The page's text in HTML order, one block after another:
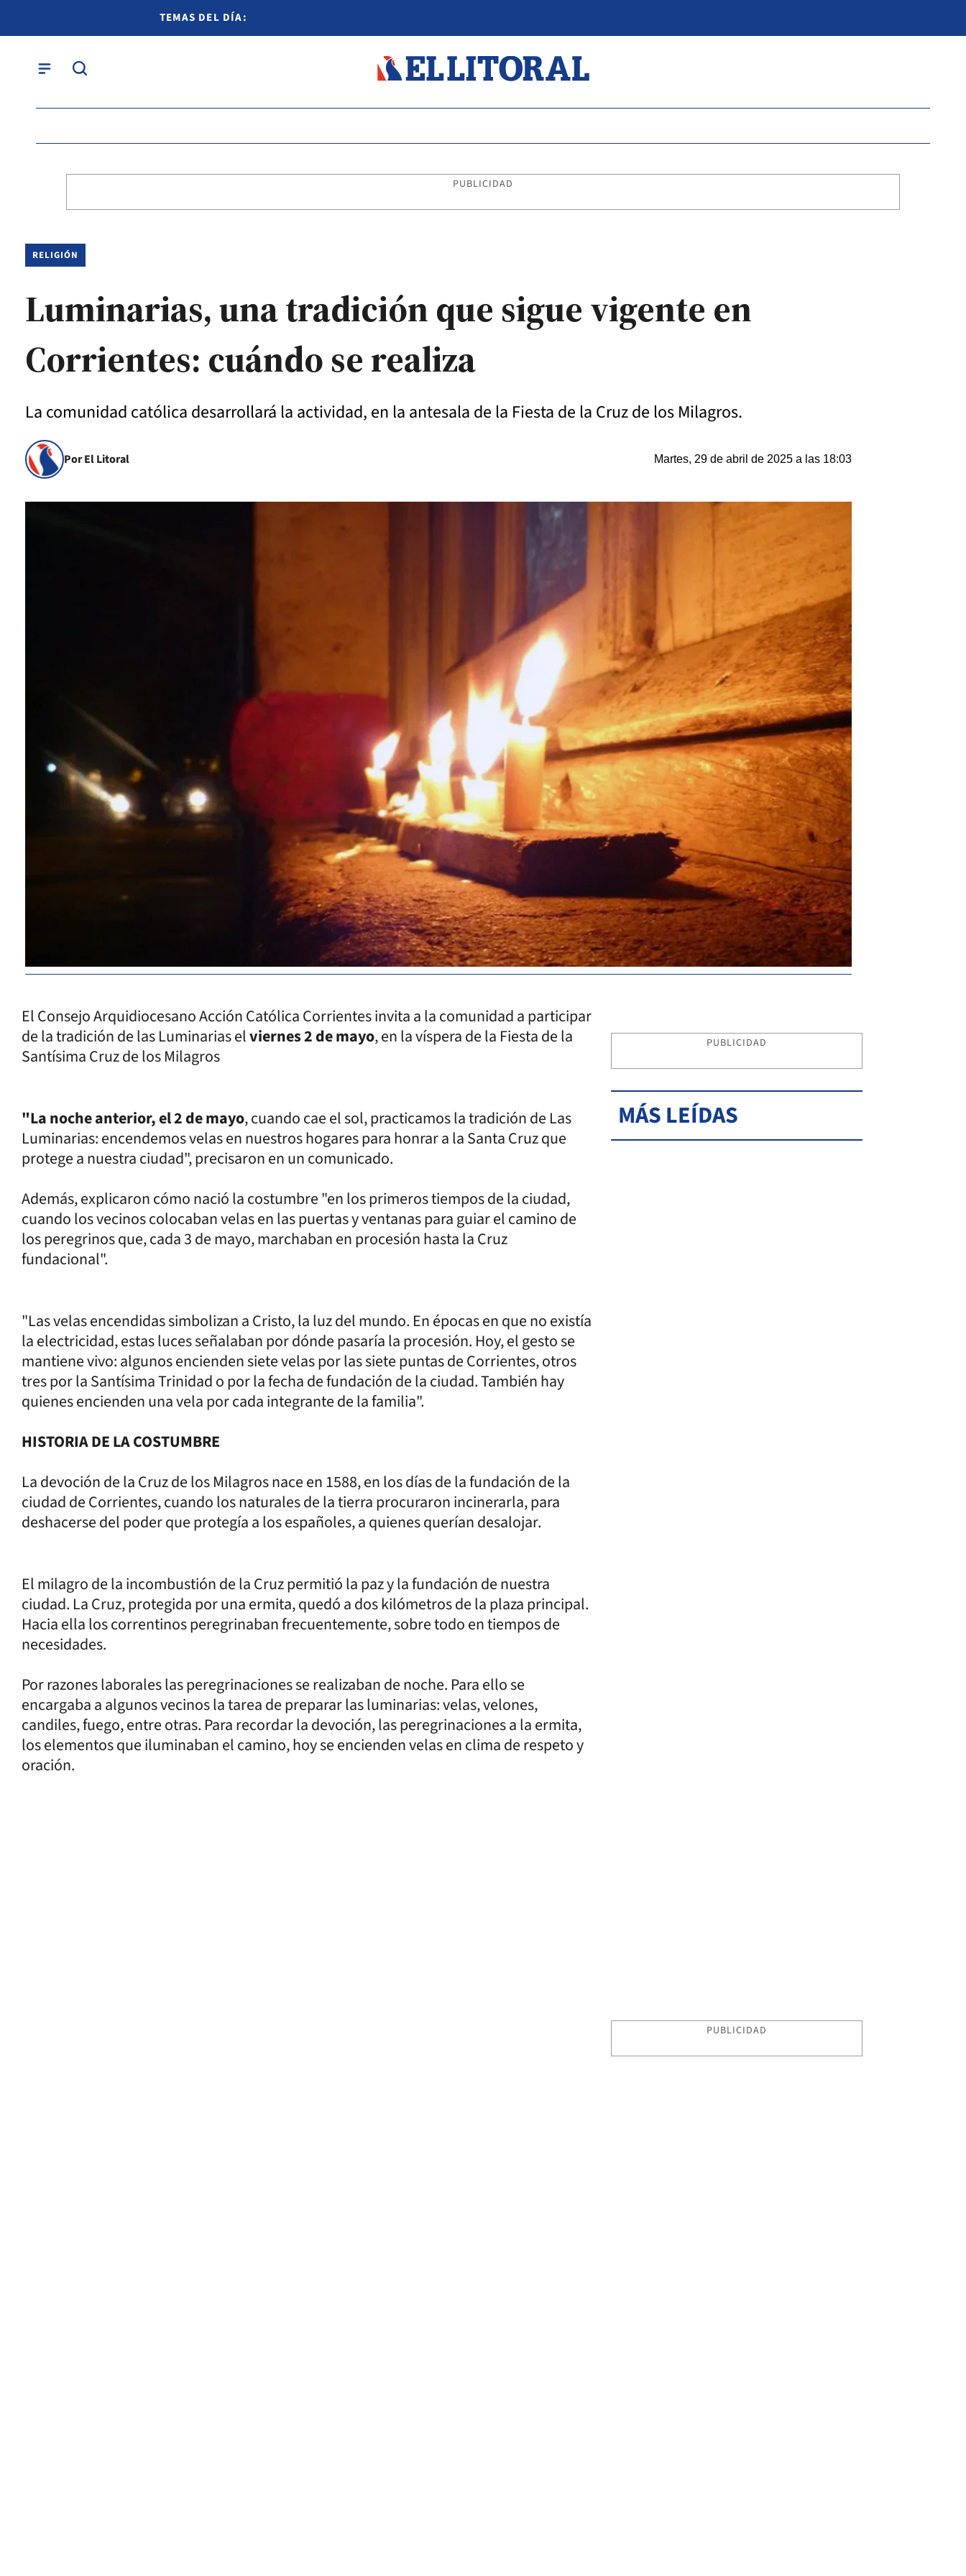
TEMAS DEL DÍA:
PUBLICIDAD
RELIGIÓN
Luminarias, una tradición que sigue vigente en
Corrientes: cuándo se realiza
La comunidad católica desarrollará la actividad, en la antesala de la Fiesta de la Cruz de los Milagros.
Por El Litoral Martes, 29 de abril de 2025 a las 18:03
El Consejo Arquidiocesano Acción Católica Corrientes invita a la comunidad a participar
de la tradición de las Luminarias elviernes 2 de mayo, en la víspera de la Fiesta de la
Santísima Cruz de los Milagros
"La noche anterior, el 2 de mayo, cuando cae el sol, practicamos la tradición de Las
Luminarias: encendemos velas en nuestros hogares para honrar a la Santa Cruz que
protege a nuestra ciudad", precisaron en un comunicado.
Además, explicaron cómo nació la costumbre "en los primeros tiempos de la ciudad,
cuando los vecinos colocaban velas en las puertas y ventanas para guiar el camino de
los peregrinos que, cada 3 de mayo, marchaban en procesión hasta la Cruz
fundacional".
"Las velas encendidas simbolizan a Cristo, la luz del mundo. En épocas en que no existía
la electricidad, estas luces señalaban por dónde pasaría la procesión. Hoy, el gesto se
mantiene vivo: algunos encienden siete velas por las siete puntas de Corrientes, otros
tres por la Santísima Trinidad o por la fecha de fundación de la ciudad. También hay
quienes encienden una vela por cada integrante de la familia".
HISTORIA DE LA COSTUMBRE
La devoción de la Cruz de los Milagros nace en 1588, en los días de la fundación de la
ciudad de Corrientes, cuando los naturales de la tierra procuraron incinerarla, para
deshacerse del poder que protegía a los españoles, a quienes querían desalojar.
El milagro de la incombustión de la Cruz permitió la paz y la fundación de nuestra
ciudad. La Cruz, protegida por una ermita, quedó a dos kilómetros de la plaza principal.
Hacia ella los correntinos peregrinaban frecuentemente, sobre todo en tiempos de
necesidades.
Por razones laborales las peregrinaciones se realizaban de noche. Para ello se
encargaba a algunos vecinos la tarea de preparar las luminarias: velas, velones,
candiles, fuego, entre otras. Para recordar la devoción, las peregrinaciones a la ermita,
los elementos que iluminaban el camino, hoy se encienden velas en clima de respeto y
oración.
PUBLICIDAD
MÁS LEÍDAS
PUBLICIDAD